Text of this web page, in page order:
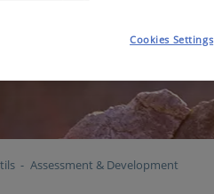
Assessment & Development
Cookies Settings